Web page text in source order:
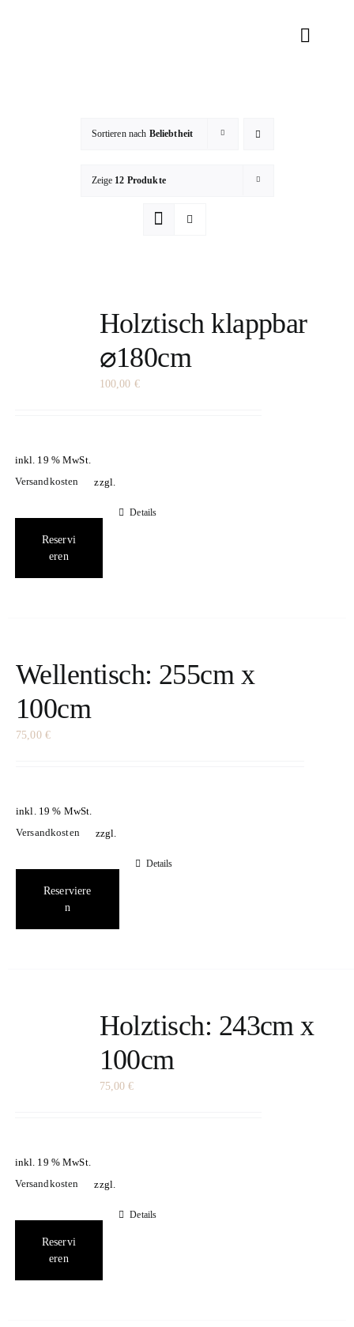
Toggle
Sortieren nach Beliebtheit
Zeige 12 Produkte
Holztisch klappbar
⌀180cm
100,00 €
inkl. 19 % MwSt.
zzgl.
Versandkosten
Reservi
eren
Details
Wellentisch: 255cm x
100cm
75,00 €
inkl. 19 % MwSt.
zzgl.
Versandkosten
Reserviere
n
Details
Holztisch: 243cm x
100cm
75,00€
inkl. 19 % MwSt.
zzgl.
Versandkosten
Reservi
eren
Details